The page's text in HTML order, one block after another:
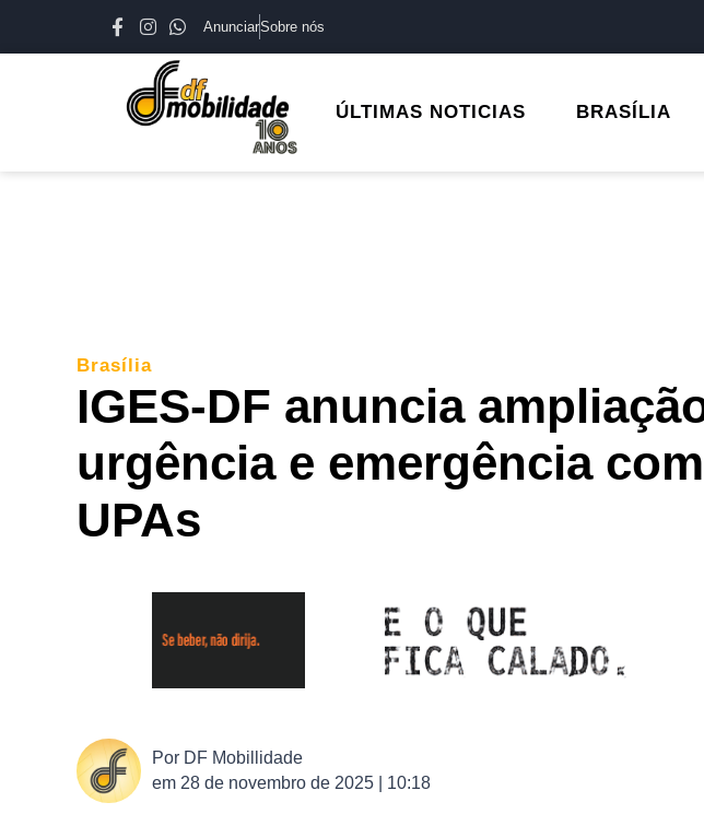
AnunciarSobre nós
ÚLTIMAS NOTICIAS BRASÍLIA
Brasília
IGES-DF anuncia
urgência e emergência
UPAs
Por DF Mobillidade
em 28 de novembro de 2025 | 10:18